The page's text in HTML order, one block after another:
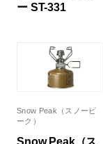
ー ST-331
Snow Peak（スノーピ
ーク）
Snow Peak（ス